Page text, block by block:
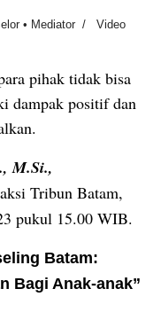
• Mediator
Video
pihak tidak bisa
dampak positif dan
M.Si.,
Tribun Batam,
pukul 15.00 WIB.
Batam:
Bagi Anak-anak”